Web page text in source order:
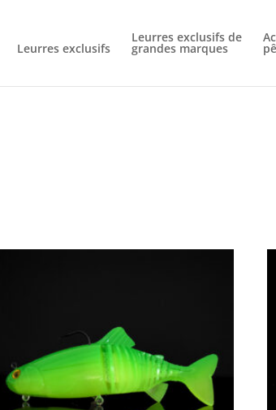
Leurres exclusifs
Leurres exclusifs de
grandes marques